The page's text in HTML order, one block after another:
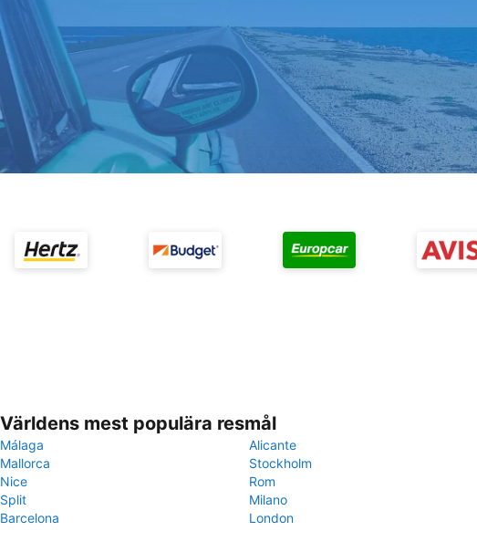
Världens mest populära resmål
Málaga
Alicante
Mallorca
Stockholm
Nice
Rom
Split
Milano
Barcelona
London